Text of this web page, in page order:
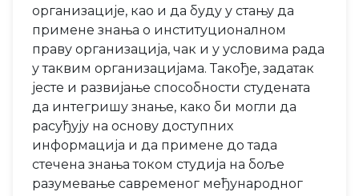
организације, као и да буду у стању да
примене знања о институционалном
праву организација, чак и у условима рада
у таквим организацијама. Такође, задатак
јесте и развијање способности студената
да интегришу знање, како би могли да
расуђују на основу доступних
информација и да примене до тада
стечена знања током студија на боље
разумевање савременог међународног